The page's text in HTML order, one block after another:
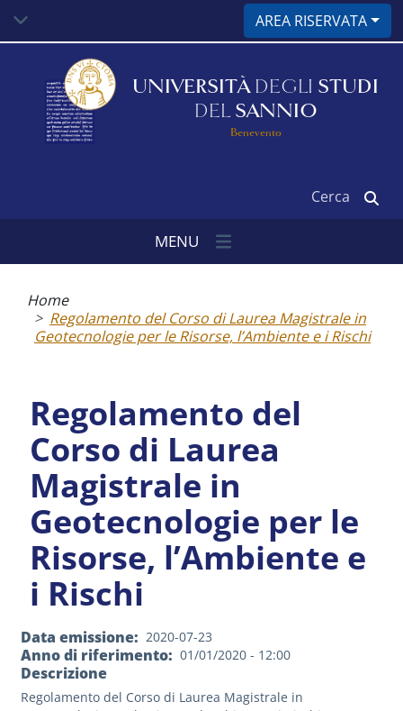
contenuto
AREA RISERVATA
UNIVERSITÀ DEGLI STUDI
DEL SANNIO
Benevento
MENU
pane
Home
Regolamento del Corso di Laurea Magistrale in
Geotecnologie per le Risorse, l’Ambiente e i Rischi
Regolamento del
Corso di Laurea
Magistrale in
Geotecnologie per le
Risorse, l’Ambiente e
i Rischi
Data emissione 2020-07-23
Anno di riferimento 01/01/2020 - 12:00
Descrizione
Regolamento del Corso di Laurea Magistrale in